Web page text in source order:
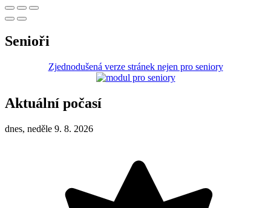
Senioři
Zjednodušená verze stránek nejen pro seniory
Aktuální počasí
dnes, neděle 9. 8. 2026